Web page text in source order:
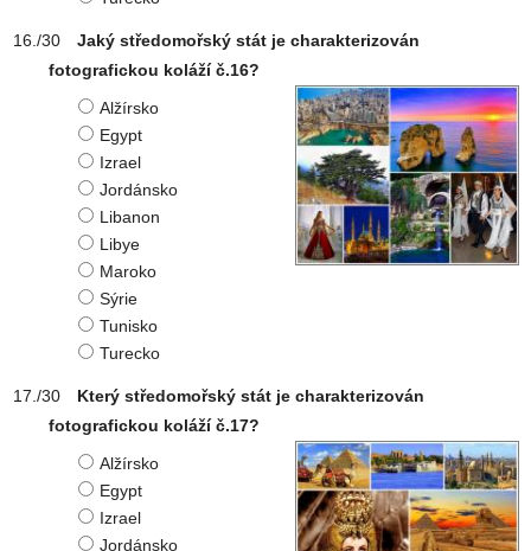
Jaký středomořský stát je charakterizován
fotografickou koláží č.16?
Alžírsko
Egypt
Izrael
Jordánsko
Libanon
Libye
Maroko
Sýrie
Tunisko
Turecko
Který středomořský stát je charakterizován
fotografickou koláží č.17?
Alžírsko
Egypt
Izrael
Jordánsko